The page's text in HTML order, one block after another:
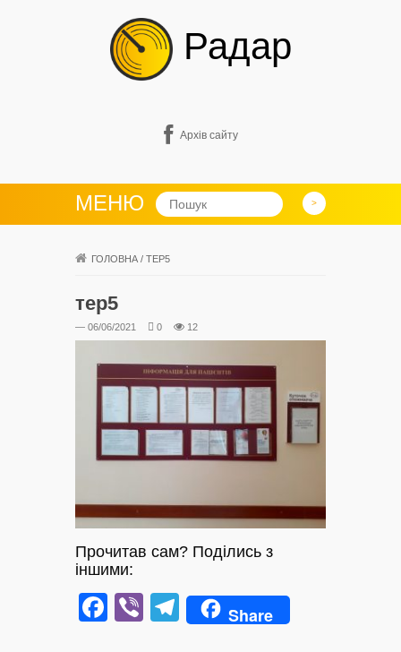
Радар
Архів сайту
МЕНЮ
ГОЛОВНА / ТЕР5
тер5
— 06/06/2021 0 12
Прочитав сам? Поділись з
іншими:
Facebook
ViberTelegram
Share